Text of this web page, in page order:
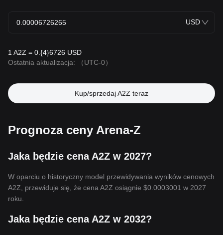
USD
1 A2Z = 0.{4}6726 USD
Ostatnia aktualizacja:
（UTC-0）
Kup/sprzedaj A2Z teraz
Prognoza ceny Arena-Z
Jaka będzie cena A2Z w 2027?
W oparciu o historyczny model przewidywania wyników cenowych
A2Z, przewiduje się, że cena A2Z osiągnie $0.0003001 w 2027
roku.
Jaka będzie cena A2Z w 2032?